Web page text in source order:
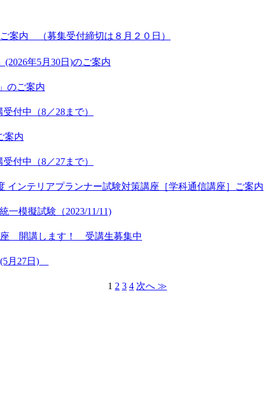
案内 （募集受付締切は８月２０日）
年5月30日)のご案内
のご案内
付中（8／28まで）
案内
付中（8／27まで）
ンテリアプランナー試験対策講座［学科通信講座］ご案内
一模擬試験（2023/11/11)
座 開講します！ 受講生募集中
月27日)
1 2 3 4 次へ ≫